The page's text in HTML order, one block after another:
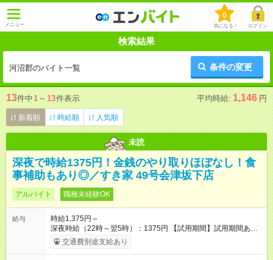
メニュー
0
気になる！ ログイン
検索結果
河沼郡のバイト一覧 条件の変更
13件中1 ～ 13件表示 平均時給: 1,146 円
新着順 時給順 人気順
未読
深夜で時給1375円！金銭のやり取りほぼなし！食
事補助もあり◎／すき家 49号会津坂下店
アルバイト 職種未経験OK
給与
時給1,375円～
深夜時給（22時～翌5時）：1375円 【試用期間】試用期間あり
試用期間の長さ：1ヶ月 雇用形態、給与は本採用時と同じです。
試用期間の実態は30日（※条件変更なし）ですが、切り上げで
交通費別途支給あり